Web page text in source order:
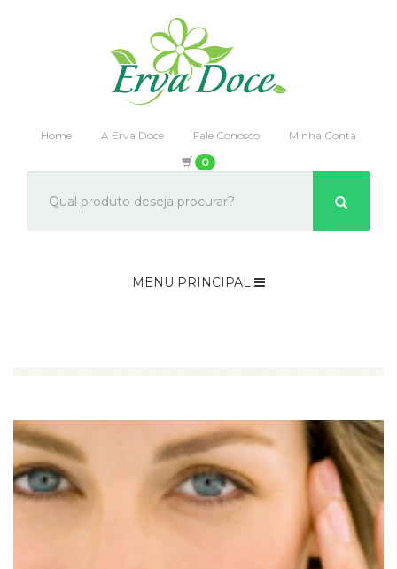
Home A Erva Doce Fale Conosco
Minha Conta
0
MENU PRINCIPAL